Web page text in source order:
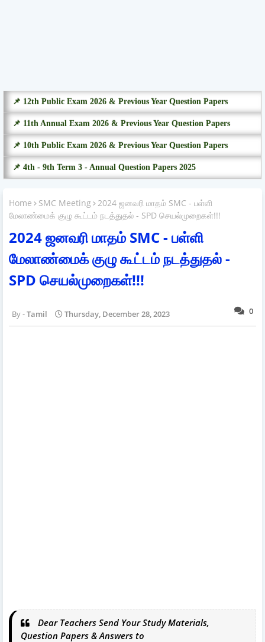
📌 12th Public Exam 2026 & Previous Year Question Papers
📌 11th Annual Exam 2026 & Previous Year Question Papers
📌 10th Public Exam 2026 & Previous Year Question Papers
📌 4th - 9th Term 3 - Annual Question Papers 2025
Home SMC Meeting
2024 ஜனவரி மாதம் SMC - பள்ளி
மேலாண்மைக் குழு கூட்டம் நடத்துதல் - SPD செயல்முறைகள்!!!
2024 ஜனவரி மாதம் SMC - பள்ளி
மேலாண்மைக் குழு கூட்டம் நடத்துதல் -
SPD செயல்முறைகள்!!!
0
Tamil Thursday, December 28, 2023
Dear Teachers Send Your Study Materials,
Question Papers & Answers to